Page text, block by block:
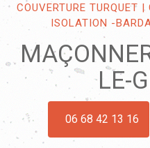
COUVERTURE TURQUET
ISOLATION -
LE-
06 68 42 13 16